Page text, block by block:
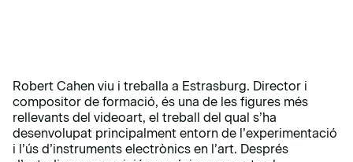
Robert Cahen viu i treballa a Estrasburg. Director i
compositor de formació, és una de les figures més
rellevants del videoart, el treball del qual s’ha
desenvolupat principalment entorn de l’experimentació
i l’ús d’instruments electrònics en l’art. Després